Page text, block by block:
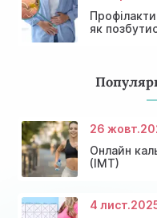
як
26 жовт.
Онлайн
(ІМТ)
4 лист.